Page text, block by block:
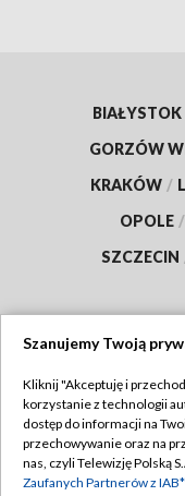
BIAŁYSTOK
GORZÓW
KRAKÓW /
OPOLE /
SZCZECIN
Abonament TVP
Emisja w TVP
Szanujemy Twoją
Kliknij "Akceptuję i
korzystanie z technologii
dostęp do informacji na
przechowywanie oraz na
nas, czyli Telewizję Polską
Zaufanych Partnerów z